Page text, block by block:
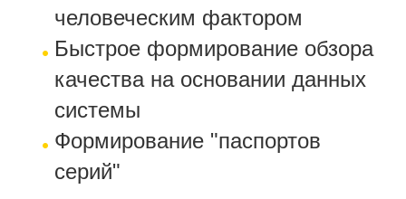
человеческим фактором
Быстрое формирование обзора
качества на основании данных
системы
Формирование "паспортов
серий"